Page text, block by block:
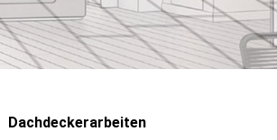
Dachdeckerarbeiten